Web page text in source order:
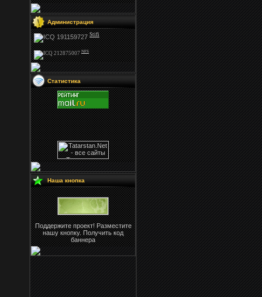
Администрация
Stifi
NFS
Статистика
Наша кнопка
Поддержите проект! Разместите
нашу кнопку. Получить код
баннера